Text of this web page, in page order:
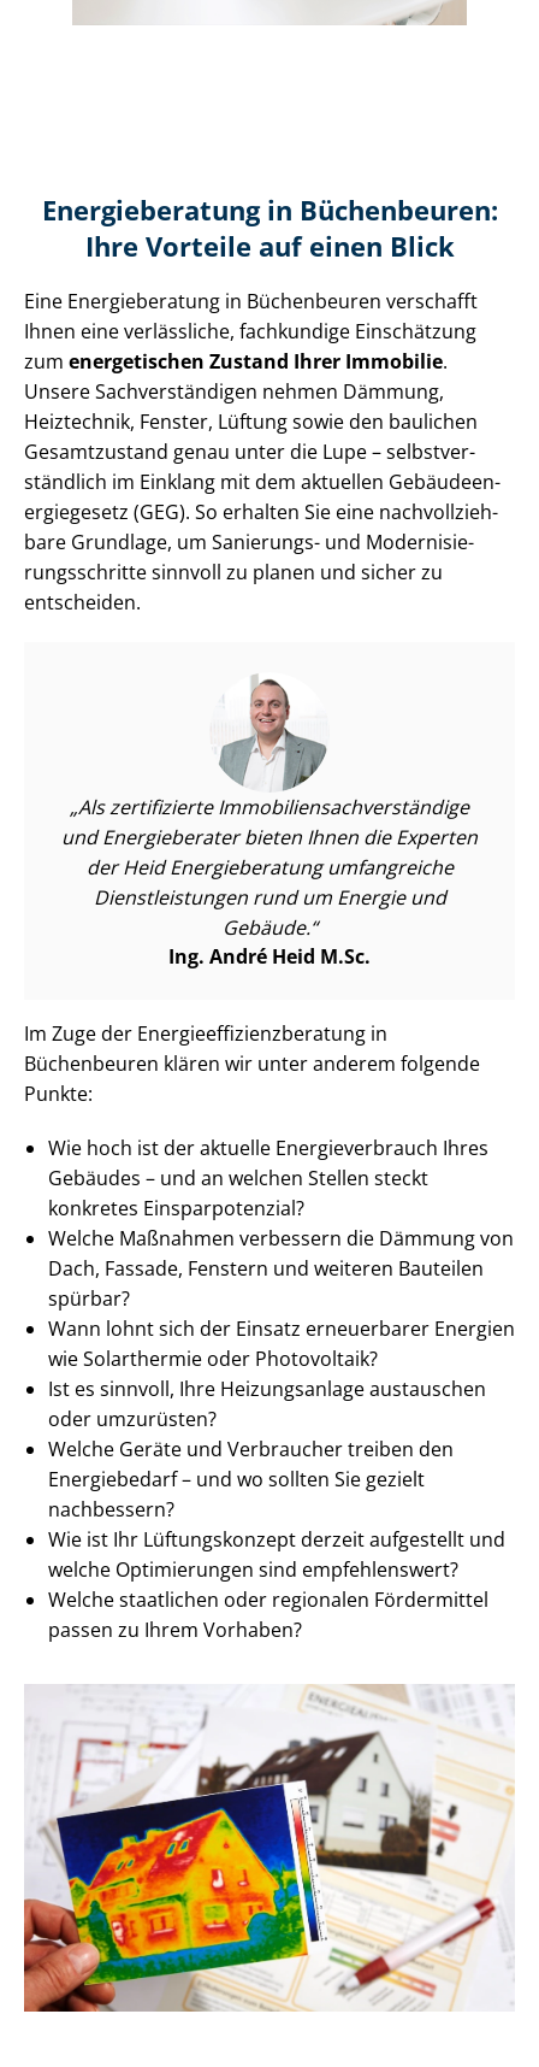
Energieberatung in Büchenbeuren:
Ihre Vorteile auf einen Blick
Eine Energieberatung in Büchenbeuren verschafft
Ihnen eine verlässliche, fachkundige Einschätzung
zum energetischen Zustand Ihrer Immobilie.
Unsere Sach­ver­stän­di­gen nehmen Dämmung,
Heiztechnik, Fenster, Lüftung sowie den baulichen
Gesamtzustand genau unter die Lupe – selbst­ver­
ständ­lich im Einklang mit dem aktuellen Ge­bäu­de­en­
er­gie­ge­setz (GEG). So erhalten Sie eine nach­voll­zieh­
ba­re Grundlage, um Sanierungs- und Mo­der­ni­sie­
rungs­schrit­te sinnvoll zu planen und sicher zu
entscheiden.
Als zertifizierte Im­mo­bi­li­en­sach­ver­stän­di­ge
und Energieberater bieten Ihnen die Experten
der Heid Energieberatung umfangreiche
Dienst­leis­tun­gen rund um Energie und
Gebäude.
Ing. André Heid M.Sc.
Im Zuge der En­er­gie­ef­fi­zi­enz­be­ra­tung in
Büchenbeuren klären wir unter anderem folgende
Punkte:
Wie hoch ist der aktuelle En­er­gie­ver­brauch Ihres
Gebäudes – und an welchen Stellen steckt
konkretes Ein­spar­po­ten­zi­al?
Welche Maßnahmen verbessern die Dämmung von
Dach, Fassade, Fenstern und weiteren Bauteilen
spürbar?
Wann lohnt sich der Einsatz erneuerbarer Energien
wie Solarthermie oder Photovoltaik?
Ist es sinnvoll, Ihre Heizungsanlage austauschen
oder umzurüsten?
Welche Geräte und Verbraucher treiben den
Energiebedarf – und wo sollten Sie gezielt
nachbessern?
Wie ist Ihr Lüftungskonzept derzeit aufgestellt und
welche Optimierungen sind empfehlenswert?
Welche staatlichen oder regionalen Fördermittel
passen zu Ihrem Vorhaben?